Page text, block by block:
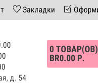
Закладки
д. 54
0
BR0.00 Р.